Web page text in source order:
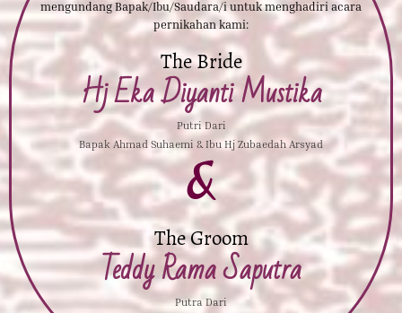
mengundang Bapak/Ibu/Saudara/i untuk menghadiri acara
pernikahan kami:
The Bride
Hj Eka Diyanti Mustika
Putri Dari
Bapak Ahmad Suhaemi & Ibu Hj Zubaedah Arsyad
&
The Groom
Teddy Rama Saputra
Putra Dari